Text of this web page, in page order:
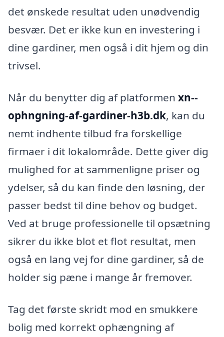
det ønskede resultat uden unødvendig
besvær. Det er ikke kun en investering i
dine gardiner, men også i dit hjem og din
trivsel.
Når du benytter dig af platformen xn--
ophngning-af-gardiner-h3b.dk, kan du
nemt indhente tilbud fra forskellige
firmaer i dit lokalområde. Dette giver dig
mulighed for at sammenligne priser og
ydelser, så du kan finde den løsning, der
passer bedst til dine behov og budget.
Ved at bruge professionelle til opsætning
sikrer du ikke blot et flot resultat, men
også en lang vej for dine gardiner, så de
holder sig pæne i mange år fremover.
Tag det første skridt mod en smukkere
bolig med korrekt ophængning af